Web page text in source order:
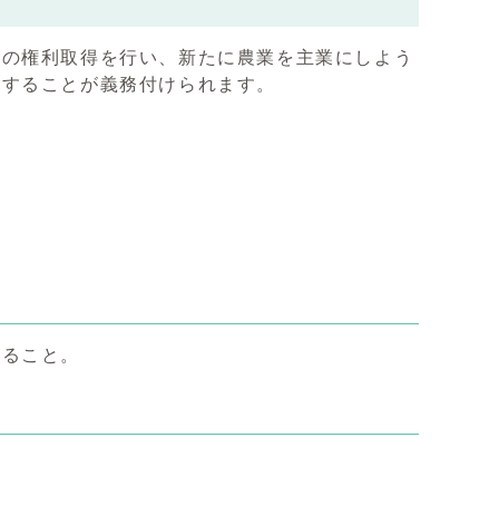
権利取得を行い、新たに農業を主業にしよう
ることが義務付けられます。
こと。